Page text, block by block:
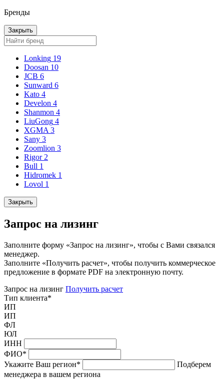
Бренды
Закрыть
Lonking 19
Doosan 10
JCB 6
Sunward 6
Kato 4
Develon 4
Shanmon 4
LiuGong 4
XGMA 3
Sany 3
Zoomlion 3
Rigor 2
Bull 1
Hidromek 1
Lovol 1
Закрыть
Запрос на лизинг
Заполните форму «Запрос на лизинг», чтобы с Вами связался
менеджер.
Заполните «Получить расчет», чтобы получить коммерческое
предложение в формате PDF на электронную почту.
Запрос на лизинг Получить расчет
Тип клиента*
ИП
ИП
ФЛ
ЮЛ
ИНН
ФИО*
Укажите Ваш регион*
Подберем
менеджера в вашем региона